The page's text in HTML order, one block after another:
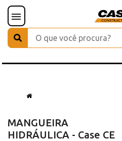
MANGUEIRA
HIDRÁULICA - Case CE